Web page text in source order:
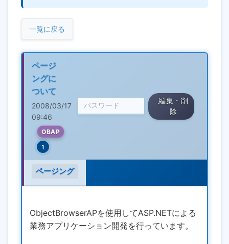
一覧に戻る
ページ
ングに
ついて
2008/03/17
09:46
OBAP
1
編集・削
除
ページング
ObjectBrowserAPを使用してASP.NETによる
業務アプリケーション開発を行っています。